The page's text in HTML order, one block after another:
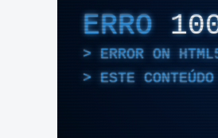
ERRO
ERROR ON
ESTE